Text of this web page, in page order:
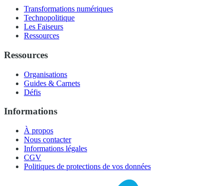
Transformations numériques
Technopolitique
Les Faiseurs
Ressources
Ressources
Organisations
Guides & Carnets
Défis
Informations
À propos
Nous contacter
Informations légales
CGV
Politiques de protections de vos données